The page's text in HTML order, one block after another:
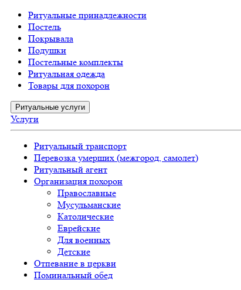
Ритуальные принадлежности
Постель
Покрывала
Подушки
Постельные комплекты
Ритуальная одежда
Товары для похорон
Ритуальные услуги
Услуги
Ритуальный транспорт
Перевозка умерших (межгород, самолет)
Ритуальный агент
Организация похорон
Православные
Мусульманские
Католические
Еврейские
Для военных
Детские
Отпевание в церкви
Поминальный обед